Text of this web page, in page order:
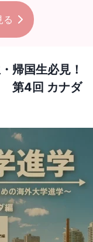
る
国生必見！
第4回 カナダ